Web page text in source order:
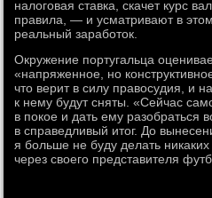
налоговая ставка, скачет курс
правила, — и усматривают в
реальный заработок.
Окружение португальца
«напряженное, но
что верит в силу правосудия, и
к нему будут сняты. «Сейчас
в покое и дать ему разобраться
в справедливый итог. До
я больше не буду делать
через своего представителя